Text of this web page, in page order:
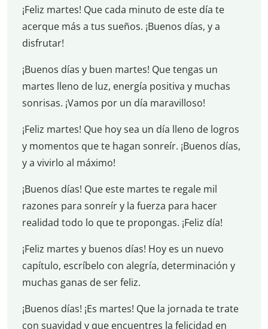
¡Feliz martes! Que cada minuto de este día te
acerque más a tus sueños. ¡Buenos días, y a
disfrutar!
¡Buenos días y buen martes! Que tengas un
martes lleno de luz, energía positiva y muchas
sonrisas. ¡Vamos por un día maravilloso!
¡Feliz martes! Que hoy sea un día lleno de logros
y momentos que te hagan sonreír. ¡Buenos días,
y a vivirlo al máximo!
¡Buenos días! Que este martes te regale mil
razones para sonreír y la fuerza para hacer
realidad todo lo que te propongas. ¡Feliz día!
¡Feliz martes y buenos días! Hoy es un nuevo
capítulo, escríbelo con alegría, determinación y
muchas ganas de ser feliz.
¡Buenos días! ¡Es martes! Que la jornada te trate
con suavidad y que encuentres la felicidad en